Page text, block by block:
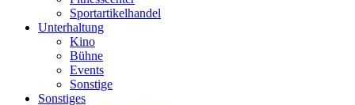
Sportartikelhandel
Unterhaltung
Kino
Bühne
Events
Sonstige
Sonstiges